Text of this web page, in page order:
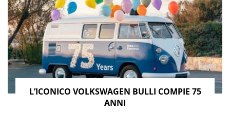
t
i
o
n
L’ICONICO VOLKSWAGEN BULLI COMPIE 75
ANNI